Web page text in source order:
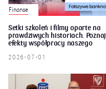
Finanse
Setki szkoleń i filmy oparte na
prawdziwych historiach. Poznaj
efekty współpracy naszego
2026-07-01